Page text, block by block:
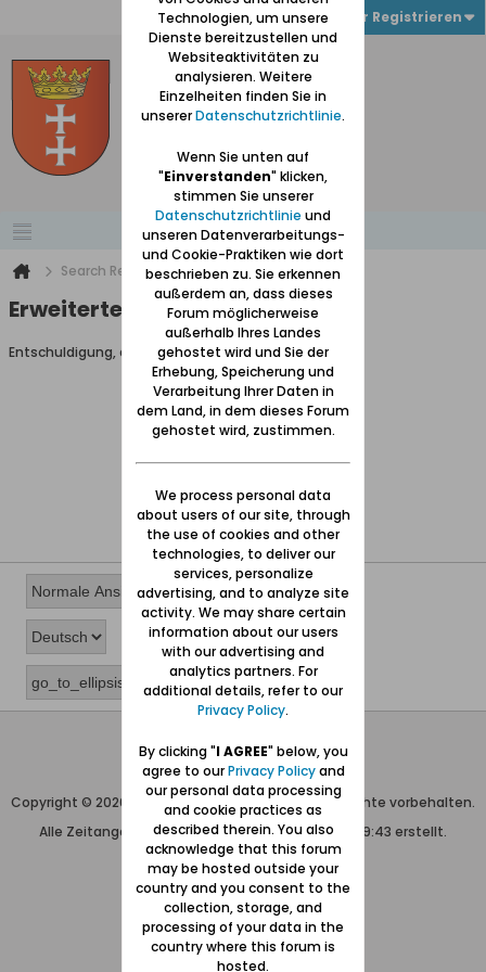
Anmelden oder Registrieren
Search Result
Erweiterte Suche
Entschuldigung, du darfst diese Seite nicht aufrufen.
Wolfgang Naujocks MMXXVI
Powered byvBulletin®
Copyright © 2026 MH Sub I, LLC dba vBulletin. Alle Rechte vorbehalten.
Alle Zeitangaben in WEZ+1. Die Seite wurde um 09:43 erstellt.
Technologien, um unsere
Dienste bereitzustellen und
Websiteaktivitäten zu
analysieren. Weitere
Einzelheiten finden Sie in
unsererDatenschutzrichtlinie.
Wenn Sie unten auf
"Einverstanden" klicken,
stimmen Sie unserer
Datenschutzrichtlinie und
unseren Datenverarbeitungs-
und Cookie-Praktiken wie dort
beschrieben zu. Sie erkennen
außerdem an, dass dieses
Forum möglicherweise
außerhalb Ihres Landes
gehostet wird und Sie der
Erhebung, Speicherung und
Verarbeitung Ihrer Daten in
dem Land, in dem dieses Forum
gehostet wird, zustimmen.
We process personal data
about users of our site, through
the use of cookies and other
technologies, to deliver our
services, personalize
advertising, and to analyze site
activity. We may share certain
information about our users
with our advertising and
analytics partners. For
additional details, refer to our
Privacy Policy.
By clicking "I AGREE" below, you
agree to ourPrivacy Policyand
our personal data processing
and cookie practices as
described therein. You also
acknowledge that this forum
may be hosted outside your
country and you consent to the
collection, storage, and
processing of your data in the
country where this forum is
hosted.